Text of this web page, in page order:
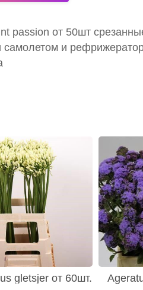
passion от 50шт
самолетом и
gletsjer от 60шт.